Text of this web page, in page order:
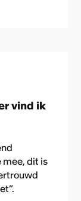
vind ik
mee, dit is